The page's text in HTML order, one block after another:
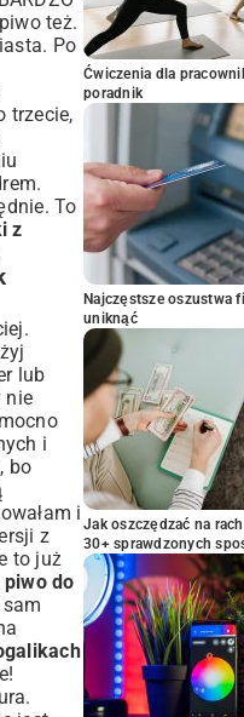
też.
Po
trzecie,
To
z
lub
nie
i
bo
i
z
to już
do
Ćwiczenia dla
poradnik
Najczęstsze oszustwa
uniknąć
Jak oszczędzać na
30+ sprawdzonych